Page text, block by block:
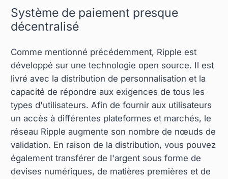
Système de paiement presque
décentralisé
Comme mentionné précédemment, Ripple est
développé sur une technologie open source. Il est
livré avec la distribution de personnalisation et la
capacité de répondre aux exigences de tous les
types d'utilisateurs. Afin de fournir aux utilisateurs
un accès à différentes plateformes et marchés, le
réseau Ripple augmente son nombre de nœuds de
validation. En raison de la distribution, vous pouvez
également transférer de l'argent sous forme de
devises numériques, de matières premières et de